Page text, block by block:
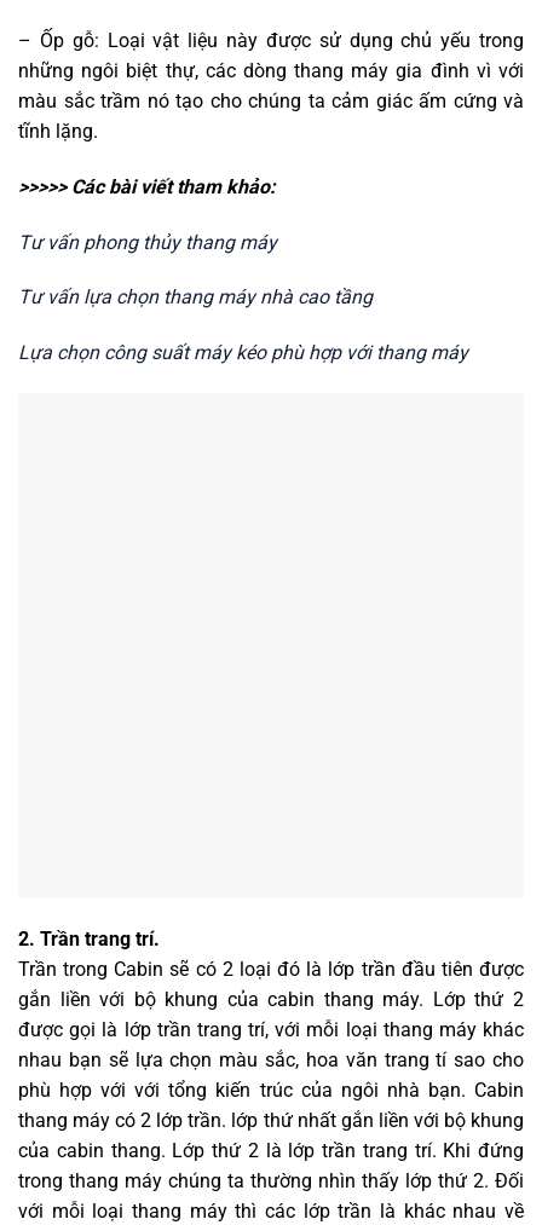
– Ốp gỗ: Loại vật liệu này được sử dụng chủ yếu trong
những ngôi biệt thự, các dòng thang máy gia đình vì với
màu sắc trầm nó tạo cho chúng ta cảm giác ấm cứng và
tĩnh lặng.
>>>>> Các bài viết tham khảo:
Tư vấn phong thủy thang máy
Tư vấn lựa chọn thang máy nhà cao tầng
Lựa chọn công suất máy kéo phù hợp với thang máy
2. Trần trang trí.
Trần trong Cabin sẽ có 2 loại đó là lớp trần đầu tiên được
gắn liền với bộ khung của cabin thang máy. Lớp thứ 2
được gọi là lớp trần trang trí, với mỗi loại thang máy khác
nhau bạn sẽ lựa chọn màu sắc, hoa văn trang tí sao cho
phù hợp với với tổng kiến trúc của ngôi nhà bạn. Cabin
thang máy có 2 lớp trần. lớp thứ nhất gắn liền với bộ khung
của cabin thang. Lớp thứ 2 là lớp trần trang trí. Khi đứng
trong thang máy chúng ta thường nhìn thấy lớp thứ 2. Đối
với mỗi loại thang máy thì các lớp trần là khác nhau về